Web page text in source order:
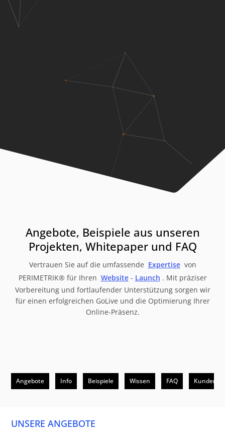
Angebote, Beispiele aus unseren
Projekten, Whitepaper und FAQ
Vertrauen Sie auf die umfassende Expertise von
PERIMETRIK® für Ihren Website - Launch . Mit präziser
Vorbereitung und fortlaufender Unterstützung sorgen wir
für einen erfolgreichen GoLive und die Optimierung Ihrer
Online-Präsenz.
Angebote Info Beispiele Wissen FAQ Kunden
UNSERE ANGEBOTE